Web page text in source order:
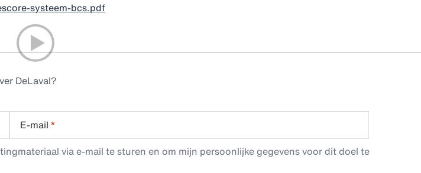
systeem-bcs.pdf
DeLaval?
E-mail *
via e-mail te sturen en om mijn persoonlijke gegevens voor dit doel te